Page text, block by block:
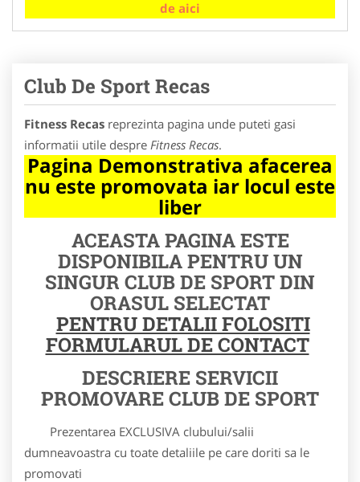
de aici
Club De Sport Recas
Fitness Recas reprezinta pagina unde puteti gasi
informatii utile despre Fitness Recas.
Pagina Demonstrativa afacerea
nu este promovata iar locul este
liber
ACEASTA PAGINA ESTE
DISPONIBILA PENTRU UN
SINGUR CLUB DE SPORT DIN
ORASUL SELECTAT
PENTRU DETALII FOLOSITI
FORMULARUL DE CONTACT
DESCRIERE SERVICII
PROMOVARE CLUB DE SPORT
Prezentarea EXCLUSIVA clubului/salii
dumneavoastra cu toate detaliile pe care doriti sa le
promovati